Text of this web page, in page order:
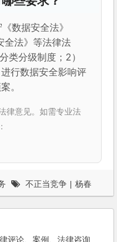
数据安全法》
全法》等法律法
类分级制度；2）
行数据安全影响评
。
律意见。如需专业法
不正当竞争 | 杨春
评论、案例、法律咨询